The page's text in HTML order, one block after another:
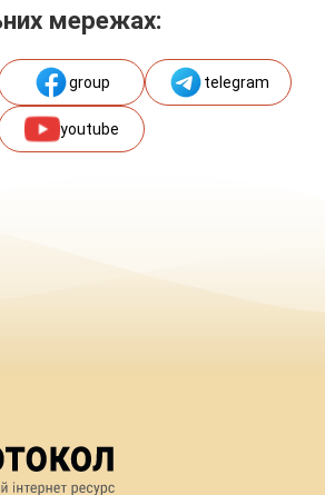
мережах:
group telegram
youtube